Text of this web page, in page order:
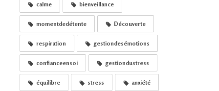
calme bienveillance
momentdedétente Découverte
respiration gestiondesémotions
confianceensoi gestiondustress
équilibre stress anxiété